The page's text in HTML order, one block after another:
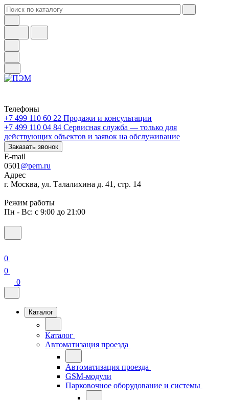
Телефоны
+7 499 110 60 22 Продажи и консультации
+7 499 110 04 84 Сервисная служба — только для
действующих объектов и заявок на обслуживание
Заказать звонок
E-mail
0501 @pem.ru
Адрес
г. Москва, ул. Талалихина д. 41, стр. 14
Режим работы
Пн - Вс: с 9:00 до 21:00
0
0
0
Каталог
Каталог
Автоматизация проезда
Автоматизация проезда
GSM-модули
Парковочное оборудование и системы